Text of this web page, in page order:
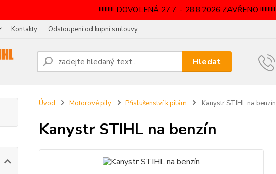
!!!!!!!!!! DOVOLENÁ 27.7. - 28.8.2026 ZAVŘENO !!!!!!!!!!
Kontakty Odstoupení od kupní smlouvy
Hledat
Úvod Motorové pily Příslušenství k pilám Kanystr STIHL na benzín
Kanystr STIHL na benzín